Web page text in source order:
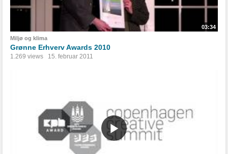
03:34
Miljø og klima
Grønne Erhverv Awards 2010
1.269 views 15. februar 2011